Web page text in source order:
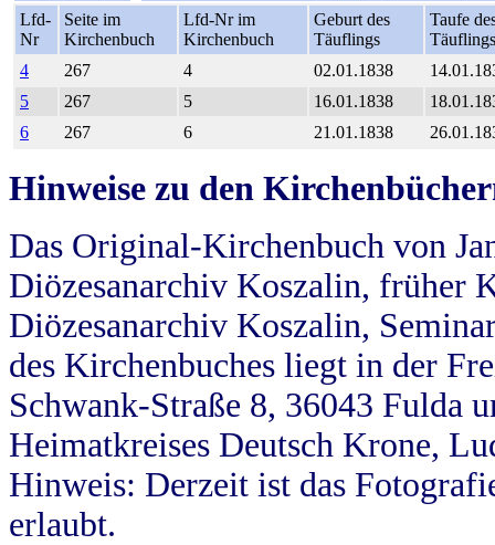
Lfd-
Nr
Seite im
Kirchenbuch
Lfd-Nr im
Kirchenbuch
Geburt des
Täuflings
Taufe
Täuflings
4
267 4 02.01.1838
5
267 5 16.01.1838
6
267 6 21.01.1838
Hinweise zu den
Das Original-Kirchenbuch von
Diözesanarchiv Koszalin, früher
Diözesanarchiv Koszalin,
des Kirchenbuches liegt in der
Schwank-Straße 8, 36043 Fulda
Heimatkreises Deutsch Krone,
Hinweis: Derzeit ist das
erlaubt.